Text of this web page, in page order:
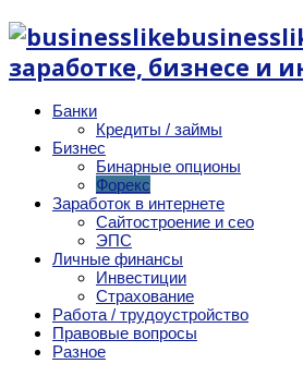
заработке, бизнесе и
Банки
Кредиты / займы
Бизнес
Бинарные опционы
Форекс
Заработок в интернете
Сайтостроение и сео
ЭПС
Личные финансы
Инвестиции
Страхование
Работа / трудоустройство
Правовые вопросы
Разное